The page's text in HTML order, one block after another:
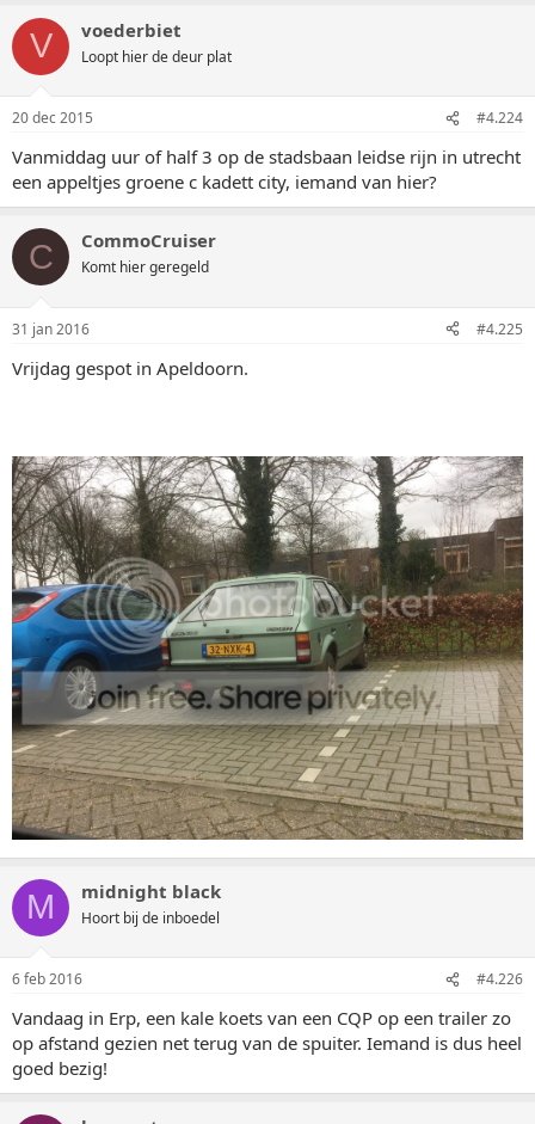
V voederbiet
Loopt hier de deur plat
20 dec 2015 #4.224
Vanmiddag uur of half 3 op de stadsbaan leidse rijn in utrecht
een appeltjes groene c kadett city, iemand van hier?
C CommoCruiser
Komt hier geregeld
31 jan 2016 #4.225
Vrijdag gespot in Apeldoorn.
M midnight black
Hoort bij de inboedel
6 feb 2016 #4.226
Vandaag in Erp, een kale koets van een CQP op een trailer zo
op afstand gezien net terug van de spuiter. Iemand is dus heel
goed bezig!